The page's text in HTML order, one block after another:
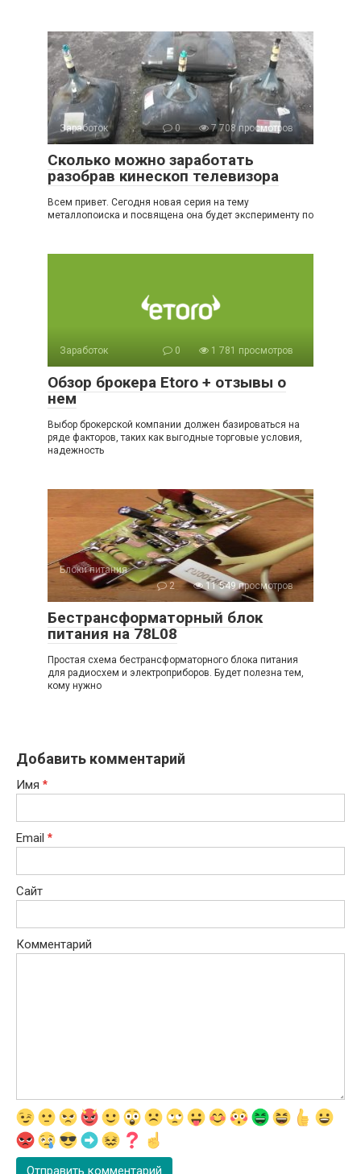
Заработок 0 7 708 просмотров
Сколько можно заработать
разобрав кинескоп телевизора
Всем привет. Сегодня новая серия на тему
металлопоиска и посвящена она будет эксперименту по
Заработок 0 1 781 просмотров
Обзор брокера Etoro + отзывы о
нем
Выбор брокерской компании должен базироваться на
ряде факторов, таких как выгодные торговые условия,
надежность
Блоки питания
2
11 549 просмотров
Бестрансформаторный блок
питания на 78L08
Простая схема бестрансформаторного блока питания
для радиосхем и электроприборов. Будет полезна тем,
кому нужно
Добавить комментарий
Имя *
Email *
Сайт
Комментарий